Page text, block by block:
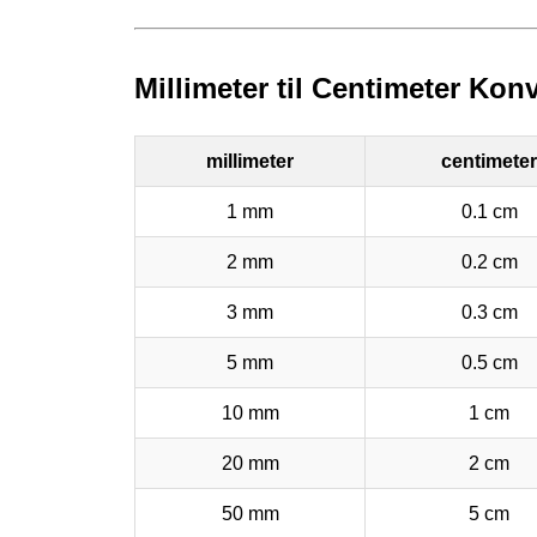
Millimeter til Centimeter
millimeter centimeter
1 mm 0.1 cm
2 mm 0.2 cm
3 mm 0.3 cm
5 mm 0.5 cm
10 mm 1 cm
20 mm 2 cm
50 mm 5 cm